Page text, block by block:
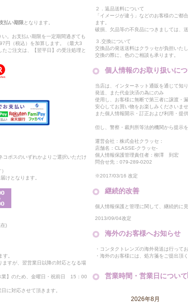
払い期限 となります。
。お支払い期限を一定期間過ぎても
円（税込）を加算します。（最大3
ご注文は、【翌平日】の受注処理と
ポスのいずれかよりご選択いただけ
けとなります。
)
。
すが、翌営業日以降の対応となる場
業】のため、金曜日・祝前日 15：00
に対応させて頂きます。
２．返品送料について
「イメージが違う」などのお客様のご都
ます。
破損、欠品等の不良品につきましては、
３.交換について
交換品の発送送料はクラッセが負担いた
交換の際に、色のご相談も承ります。
個人情報のお取り扱いに
当店は、インターネット通販を通じて知
発送、また代金決済の為にのみ
使用し、お客様に無断で第三者に譲渡・
安心してお買い物をお楽しみくださいませ
また個人情報開示・訂正および利用・提
但し、警察・裁判所等法的機関から提示
運営会社：株式会社クラッセ：
店舗名：CLASSE-クラッセ-
個人情報保護管理責任者：柳澤 到宏
問合せ先：079-289-0202
※2017/03/16 改定
継続的改善
個人情報保護と管理に関して、継続的に
2013/09/04改定
海外のお客様へお知らせ
・コンタクトレンズの海外発送は行って
・海外のお客様には、処方箋をご提出頂
営業時間・営業日について
2026年8月